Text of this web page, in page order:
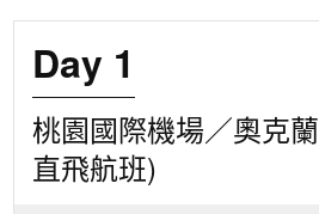
Day 1
桃園國際機場／奧克
直飛航班)